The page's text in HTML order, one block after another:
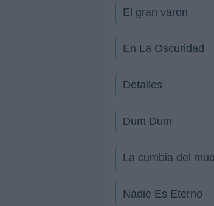
El gran varon
En La Oscuridad
Detalles
Dum Dum
La cumbia del
Nadie Es Eterno